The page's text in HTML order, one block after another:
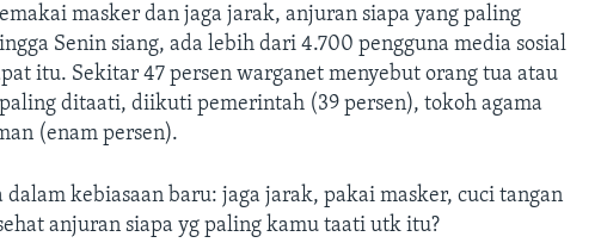
masker dan jaga jarak, anjuran siapa yang paling
Senin siang, ada lebih dari 4.700 pengguna media sosial
itu. Sekitar 47 persen warganet menyebut orang tua atau
ditaati, diikuti pemerintah (39 persen), tokoh agama
(enam persen).
kebiasaan baru: jaga jarak, pakai masker, cuci tangan
anjuran siapa yg paling kamu taati utk itu?